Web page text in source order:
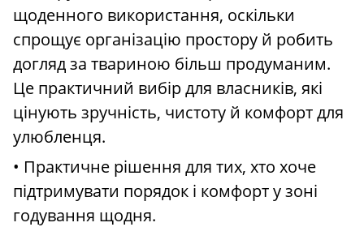
щоденного використання, оскільки
спрощує організацію простору й робить
догляд за твариною більш продуманим.
Це практичний вибір для власників, які
цінують зручність, чистоту й комфорт для
улюбленця.
• Практичне рішення для тих, хто хоче
підтримувати порядок і комфорт у зоні
годування щодня.